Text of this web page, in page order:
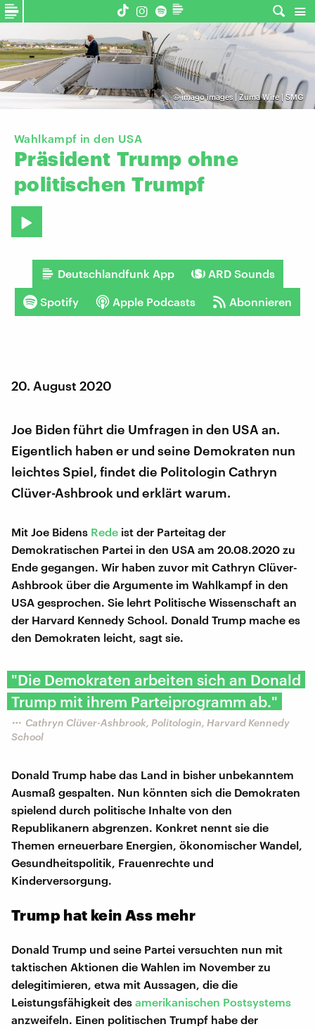
©imago images | Zuma Wire | SMG
Wahlkampf in den USA
Präsident Trump ohne
politischen Trumpf
Deutschlandfunk App ARD Sounds
Spotify Apple Podcasts Abonnieren
20. August 2020
Joe Biden führt die Umfragen in den USA an.
Eigentlich haben er und seine Demokraten nun
leichtes Spiel, findet die Politologin Cathryn
Clüver-Ashbrook und erklärt warum.
Mit Joe Bidens Rede ist der Parteitag der
Demokratischen Partei in den USA am 20.08.2020 zu
Ende gegangen. Wir haben zuvor mit Cathryn Clüver-
Ashbrook über die Argumente im Wahlkampf in den
USA gesprochen. Sie lehrt Politische Wissenschaft an
der Harvard Kennedy School. Donald Trump mache es
den Demokraten leicht, sagt sie.
"Die Demokraten arbeiten sich an Donald
Trump mit ihrem Parteiprogramm ab."
Cathryn Clüver-Ashbrook, Politologin, Harvard Kennedy
School
Donald Trump habe das Land in bisher unbekanntem
Ausmaß gespalten. Nun könnten sich die Demokraten
spielend durch politische Inhalte von den
Republikanern abgrenzen. Konkret nennt sie die
Themen erneuerbare Energien, ökonomischer Wandel,
Gesundheitspolitik, Frauenrechte und
Kinderversorgung.
Trump hat kein Ass mehr
Donald Trump und seine Partei versuchten nun mit
taktischen Aktionen die Wahlen im November zu
delegitimieren, etwa mit Aussagen, die die
Leistungsfähigkeit des amerikanischen Postsystems
anzweifeln. Einen politischen Trumpf habe der